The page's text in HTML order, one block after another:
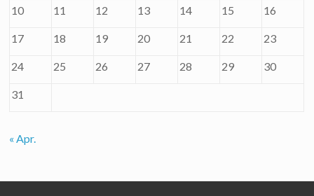
10 11 12 13 14 15 16
17 18 19 20 21 22 23
24 25 26 27 28 29 30
31
« Apr.